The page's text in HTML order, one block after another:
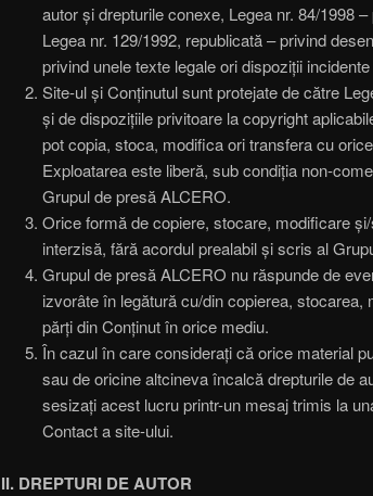
autor și drepturile conexe, Legea nr. 84/1998
Legea nr. 129/1992, republicată – privind
privind unele texte legale ori dispoziții
Site-ul și Conținutul sunt protejate de către
și de dispozițiile privitoare la copyright
pot copia, stoca, modifica ori transfera cu
Exploatarea este liberă, sub condiția non-
Grupul de presă ALCERO.
Orice formă de copiere, stocare, modificare
interzisă, fără acordul prealabil și scris al
Grupul de presă ALCERO nu răspunde de
izvorâte în legătură cu/din copierea,
părți din Conținut în orice mediu.
În cazul în care considerați că orice material
sau de oricine altcineva încalcă drepturile de
sesizați acest lucru printr-un mesaj trimis la
Contact a site-ului.
II. DREPTURI DE AUTOR